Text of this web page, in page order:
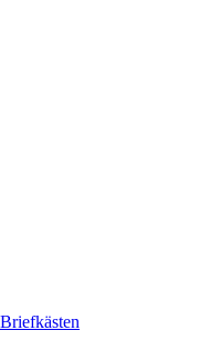
Briefkästen